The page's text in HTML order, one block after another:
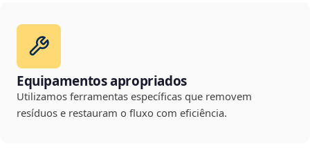
Equipamentos apropriados
Utilizamos ferramentas específicas que removem
resíduos e restauram o fluxo com eficiência.